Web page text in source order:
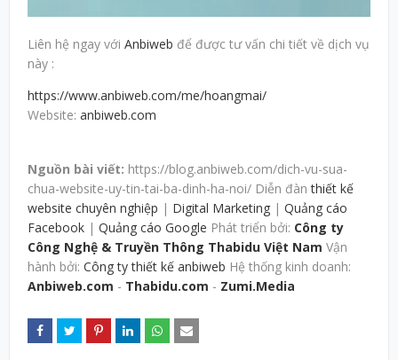
Liên hệ ngay với Anbiweb để được tư vấn chi tiết về dịch vụ
này :
https://www.anbiweb.com/me/hoangmai/
Website: anbiweb.com
Nguồn bài viết: https://blog.anbiweb.com/dich-vu-sua-
chua-website-uy-tin-tai-ba-dinh-ha-noi/ Diễn đànthiết kế
website chuyên nghiệp | Digital Marketing | Quảng cáo
Facebook | Quảng cáo Google Phát triển bởi: Công ty
Công Nghệ & Truyền Thông Thabidu Việt Nam Vận
hành bởi: Công ty thiết kế anbiweb Hệ thống kinh doanh:
Anbiweb.com - Thabidu.com - Zumi.Media